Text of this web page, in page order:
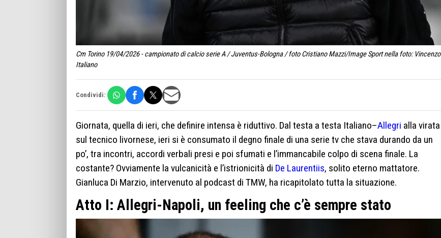
Cm Torino 19/04/2026 - campionato di calcio serie A / Juventus-Bologna / foto Cristiano Mazzi/Image Sport nella foto: Vincenzo
Italiano
Condividi:
Giornata, quella di ieri, che definire intensa è riduttivo. Dal testa a testa Italiano–Allegri alla virata
sul tecnico livornese, ieri si è consumato il degno finale di una serie tv che stava durando da un
po’, tra incontri, accordi verbali presi e poi sfumati e l’immancabile colpo di scena finale. La
costante? Ovviamente la vulcanicità e l’istrionicità di De Laurentiis, solito eterno mattatore.
Gianluca Di Marzio, intervenuto al podcast di TMW, ha ricapitolato tutta la situazione.
Atto I: Allegri-Napoli, un feeling che c’è sempre stato